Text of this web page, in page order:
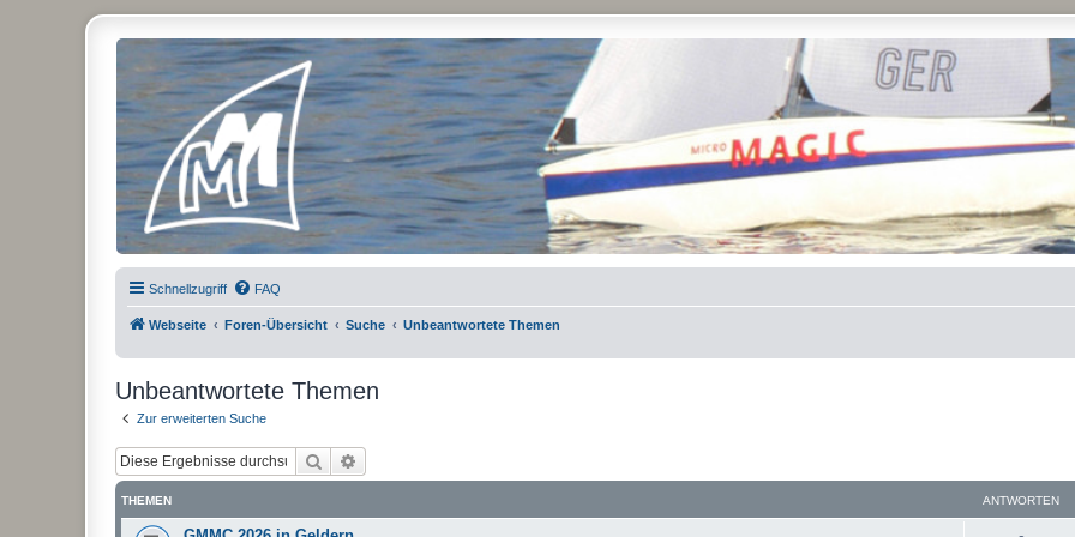
Micro Magic Forum Deutschland
Schnellzugriff FAQ
Webseite Foren-Übersicht Suche Unbeantwortete Themen
Unbeantwortete Themen
Zur erweiterten Suche
Suche
THEMEN ANTWORTEN